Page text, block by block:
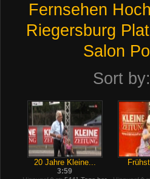
Fernsehen
Riegersburg
Salon
Sort by:
20 Jahre Kleine...
3:59